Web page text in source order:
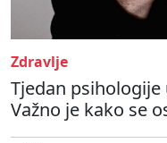
Zdravlje
Tjedan
Važno je kako se